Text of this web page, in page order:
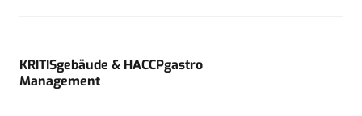
KRITISgebäude & HACCPgastro
Management